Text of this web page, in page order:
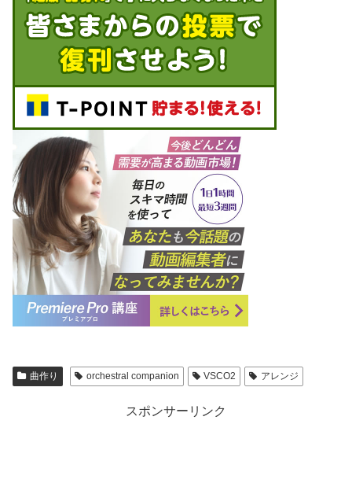
曲作り orchestral companion VSCO2 アレンジ
スポンサーリンク